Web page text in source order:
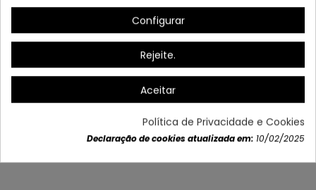
Referência 3046
Dados do produto
Configurar
Rejeite.
Aceitar
Política de Privacidade e Cookies
Declaração de cookies atualizada em: 10/02/2025